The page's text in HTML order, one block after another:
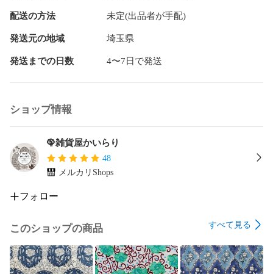
配送の方法 未定(出品者が手配)
発送元の地域 埼玉県
発送までの日数 4〜7日で発送
ショップ情報
🦚雑貨屋かいらり
48
メルカリShops
フォロー
このショップの商品 すべて見る